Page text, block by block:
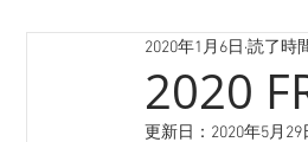
2020
2020年1月6日 読了時
更新日： 2020年5月29